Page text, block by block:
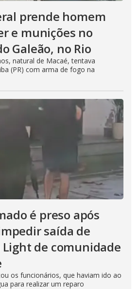
prende homem
e munições no
Galeão, no Rio
natural de Macaé, tentava
(PR) com arma de fogo na
é preso após
saída de
de comunidade
os funcionários, que haviam ido ao
para realizar um reparo